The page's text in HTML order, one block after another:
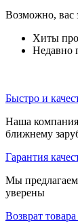
Возможно, вас
Хиты
Недавно
Быстро и
Наша компания
ближнему
Гарантия
Мы предлагаем
уверены
Возврат